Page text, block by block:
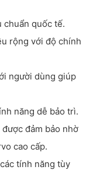
quốc tế.
rộng với độ chính
người dùng giúp
năng dễ bảo trì.
đảm bảo nhờ
cao cấp.
tính năng tùy